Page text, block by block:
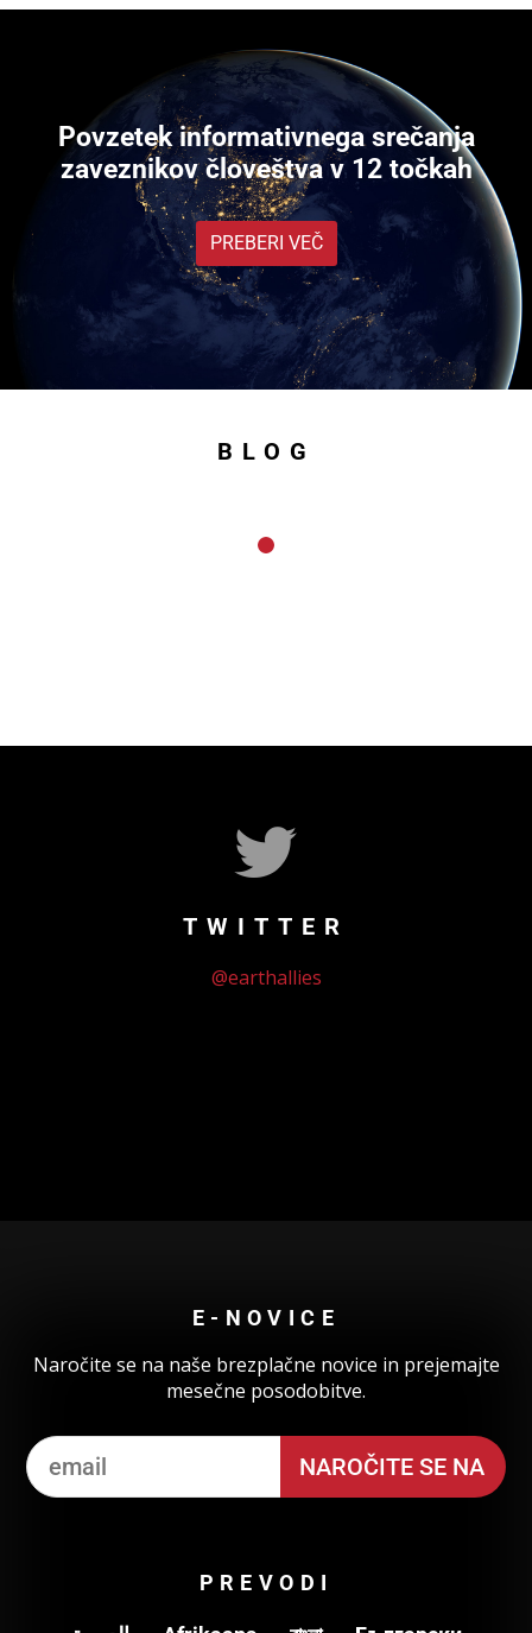
Povzetek informativnega srečanja
zaveznikov človeštva v 12 točkah
PREBERI VEČ
BLOG
TWITTER
@earthallies
E-NOVICE
Naročite se na naše brezplačne novice in prejemajte
mesečne posodobitve.
PREVODI